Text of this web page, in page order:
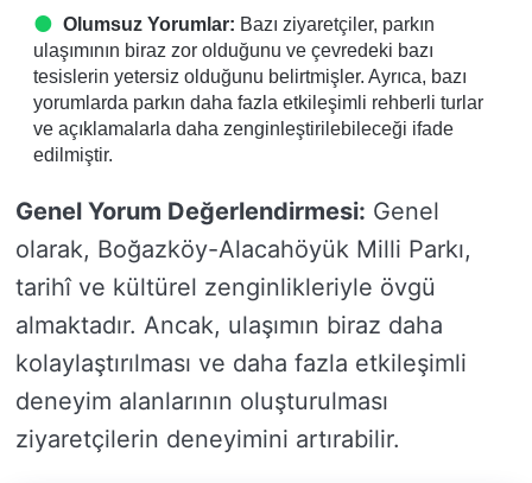
Olumsuz Yorumlar: Bazı ziyaretçiler, parkın
ulaşımının biraz zor olduğunu ve çevredeki bazı
tesislerin yetersiz olduğunu belirtmişler. Ayrıca, bazı
yorumlarda parkın daha fazla etkileşimli rehberli turlar
ve açıklamalarla daha zenginleştirilebileceği ifade
edilmiştir.
Genel Yorum Değerlendirmesi: Genel
olarak, Boğazköy-Alacahöyük Milli Parkı,
tarihî ve kültürel zenginlikleriyle övgü
almaktadır. Ancak, ulaşımın biraz daha
kolaylaştırılması ve daha fazla etkileşimli
deneyim alanlarının oluşturulması
ziyaretçilerin deneyimini artırabilir.